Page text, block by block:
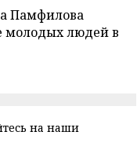
Памфилова
молодых людей в
на наши